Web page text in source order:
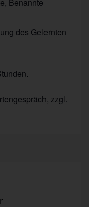
des Gelernten
zzgl.